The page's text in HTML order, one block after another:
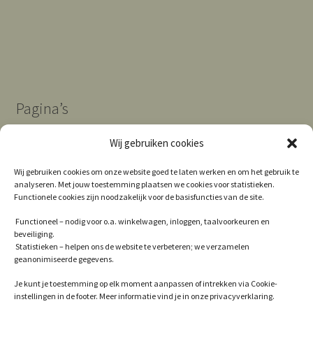
Wij gebruiken cookies
Wij gebruiken cookies om onze website goed te laten werken en om het gebruik te
analyseren. Met jouw toestemming plaatsen we cookies voor statistieken.
Functionele cookies zijn noodzakelijk voor de basisfuncties van de site.
Functioneel – nodig voor o.a. winkelwagen, inloggen, taalvoorkeuren en
beveiliging.
Statistieken – helpen ons de website te verbeteren; we verzamelen
geanonimiseerde gegevens.
Je kunt je toestemming op elk moment aanpassen of intrekken via Cookie-
instellingen in de footer. Meer informatie vind je in onze privacyverklaring.
Pagina’s
Contact
Privacy